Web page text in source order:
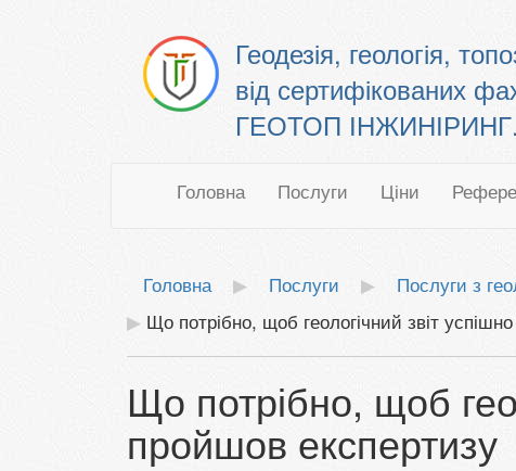
Геодезія, геологія,
від сертифікованих
ГЕОТОП ІНЖИНІРИНГ.
Головна Послуги Ціни
Головна Послуги
Послуги з
Що потрібно, щоб геологічний звіт
Що потрібно, щоб
пройшов експертизу